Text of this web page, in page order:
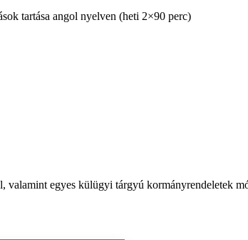
tartása angol nyelven (heti 2×90 perc)
valamint egyes külügyi tárgyú kormányrendeletek